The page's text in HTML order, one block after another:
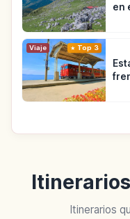
en
Viaje Top 3
Itinerarios